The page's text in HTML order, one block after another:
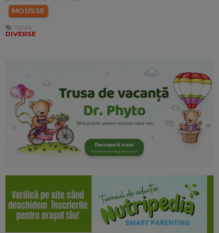
MOUSSE
TEMA:
DIVERSE